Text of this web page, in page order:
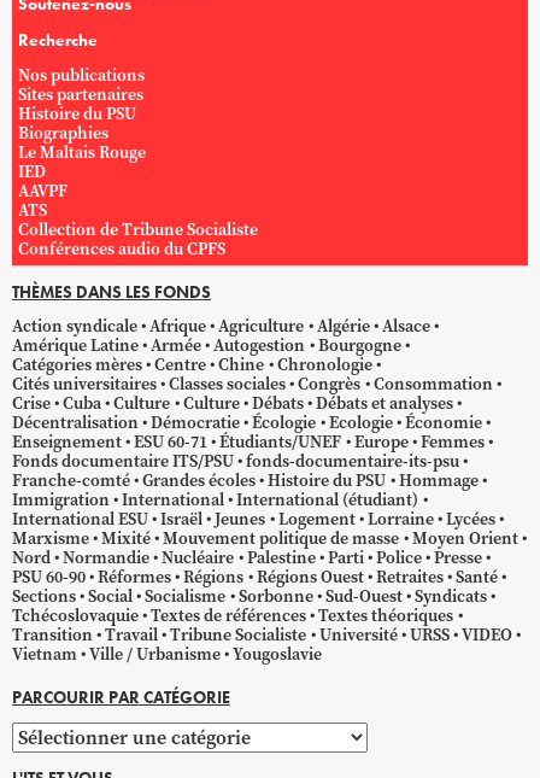
Recherche
Nos publications
Sites partenaires
Histoire du PSU
Biographies
Le Maltais Rouge
IED
AAVPF
ATS
Collection de Tribune Socialiste
Conférences audio du CPFS
THÈMES DANS LES FONDS
Action syndicale Afrique Agriculture Algérie Alsace
Amérique Latine Armée Autogestion
Bourgogne
Catégories mères Centre Chine Chronologie
Cités universitaires Classes sociales Congrès Consommation
Crise Cuba Culture Culture Débats Débats et analyses
Décentralisation Démocratie Écologie Ecologie Économie
Enseignement ESU 60-71 Étudiants/UNEF Europe Femmes
Fonds documentaire ITS/PSU fonds-documentaire-its-psu
Franche-comté Grandes écoles Histoire du PSU Hommage
Immigration International International (étudiant)
International ESU Israël Jeunes Logement Lorraine Lycées
Marxisme Mixité Mouvement politique de masse Moyen Orient
Nord Normandie Nucléaire Palestine Parti Police Presse
PSU 60-90 Réformes Régions Régions Ouest Retraites Santé
Sections Social Socialisme Sorbonne Sud-Ouest Syndicats
Tchécoslovaquie Textes de références Textes théoriques
Transition Travail Tribune Socialiste Université URSS VIDEO
Vietnam Ville / Urbanisme Yougoslavie
PARCOURIR PAR CATÉGORIE
Parcourir
par